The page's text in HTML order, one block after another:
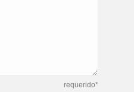
requerido*